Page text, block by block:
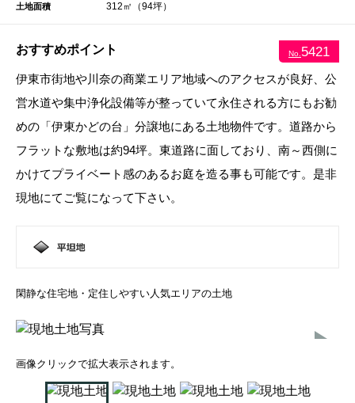
土地面積 312㎡（94坪）
No.5421
おすすめポイント
伊東市街地や川奈の商業エリア地域へのアクセスが良好、公
営水道や集中浄化設備等が整っていて永住される方にもお勧
めの「伊東かどの台」分譲地にある土地物件です。道路から
フラットな敷地は約94坪。東道路に面しており、南～西側に
かけてプライベート感のあるお庭を造る事も可能です。是非
現地にてご覧になって下さい。
閑静な住宅地・定住しやすい人気エリアの土地
画像クリックで拡大表示されます。